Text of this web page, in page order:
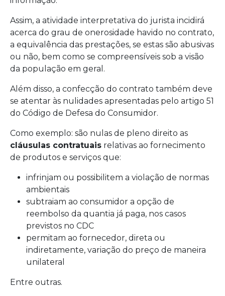
Assim, a atividade interpretativa do jurista incidirá
acerca do grau de onerosidade havido no contrato,
a equivalência das prestações, se estas são abusivas
ou não, bem como se compreensíveis sob a visão
da população em geral.
Além disso, a confecção do contrato também deve
se atentar às nulidades apresentadas pelo artigo 51
do Código de Defesa do Consumidor.
Como exemplo: são nulas de pleno direito as
cláusulas contratuais relativas ao fornecimento
de produtos e serviços que:
infrinjam ou possibilitem a violação de normas
ambientais
subtraiam ao consumidor a opção de
reembolso da quantia já paga, nos casos
previstos no CDC
permitam ao fornecedor, direta ou
indiretamente, variação do preço de maneira
unilateral
Entre outras.